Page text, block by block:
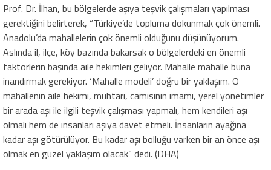
Prof. Dr. İlhan, bu bölgelerde aşıya teşvik çalışmaları yapılması
gerektiğini belirterek, “Türkiye’de topluma dokunmak çok önemli.
Anadolu’da mahallelerin çok önemli olduğunu düşünüyorum.
Aslında il, ilçe, köy bazında bakarsak o bölgelerdeki en önemli
faktörlerin başında aile hekimleri geliyor. Mahalle mahalle buna
inandırmak gerekiyor. ‘Mahalle modeli’ doğru bir yaklaşım. O
mahallenin aile hekimi, muhtarı, camisinin imamı, yerel yönetimler
bir arada aşı ile ilgili teşvik çalışması yapmalı, hem kendileri aşı
olmalı hem de insanları aşıya davet etmeli. İnsanların ayağına
kadar aşı götürülüyor. Bu kadar aşı bolluğu varken bir an önce aşı
olmak en güzel yaklaşım olacak” dedi. (DHA)